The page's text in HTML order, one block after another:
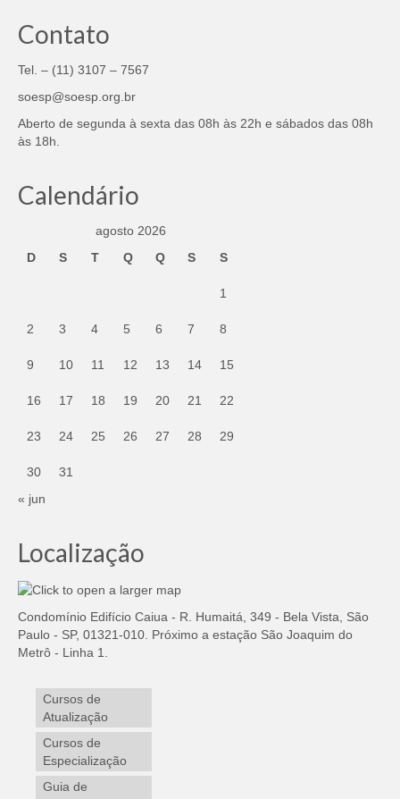
Contato
Tel. – (11) 3107 – 7567
soesp@soesp.org.br
Aberto de segunda à sexta das 08h às 22h e sábados das 08h
às 18h.
Calendário
agosto 2026
D
S T Q Q S S
1
2 3 4 5 6 7 8
9 10 11 12 13 14 15
16 17 18 19 20 21 22
23 24 25 26 27 28 29
30
31
« jun
Localização
Condomínio Edifício Caiua - R. Humaitá, 349 - Bela Vista, São
Paulo - SP, 01321-010. Próximo a estação São Joaquim do
Metrô - Linha 1.
Cursos de
Atualização
Cursos de
Especialização
Guia de